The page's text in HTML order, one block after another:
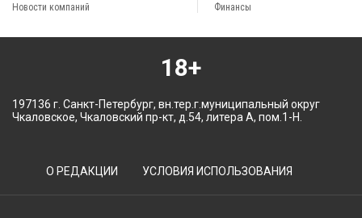
Новости компаний Финансы
18+
197136 г. Санкт-Петербург, вн.тер.г.муниципальный округ
Чкаловское, Чкаловский пр-кт, д.54, литера А, пом.1-Н.
О РЕДАКЦИИ УСЛОВИЯ ИСПОЛЬЗОВАНИЯ